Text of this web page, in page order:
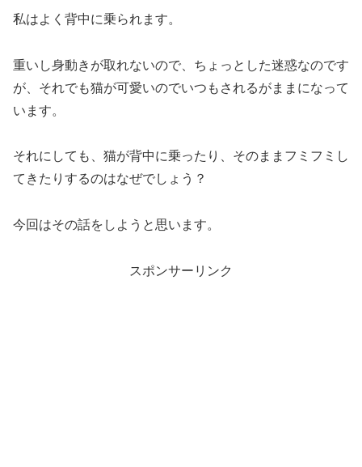
私はよく背中に乗られます。
重いし身動きが取れないので、ちょっとした迷惑なのです
が、それでも猫が可愛いのでいつもされるがままになって
います。
それにしても、猫が背中に乗ったり、そのままフミフミし
てきたりするのはなぜでしょう？
今回はその話をしようと思います。
スポンサーリンク